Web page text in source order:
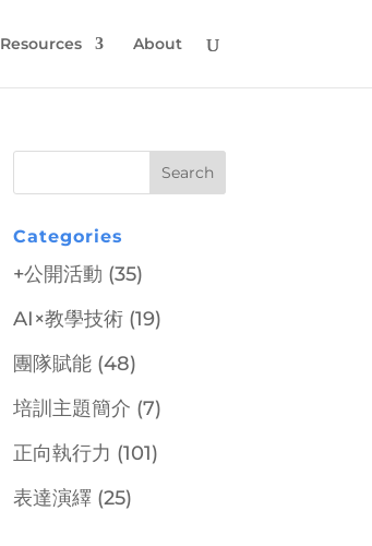
Resources About
Categories
+公開活動 (35)
AI×教學技術 (19)
團隊賦能 (48)
培訓主題簡介 (7)
正向執行力 (101)
表達演繹 (25)